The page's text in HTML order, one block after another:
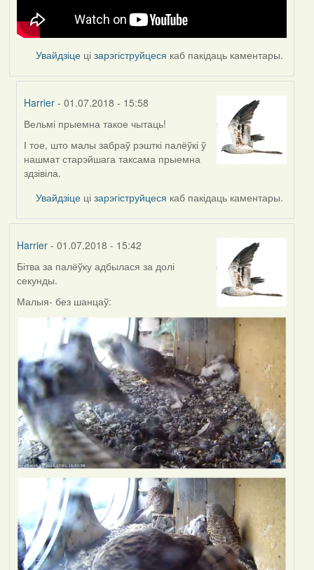
Увайдзіце цізарэгіструйцеся каб пакідаць каментары.
Harrier - 01.07.2018 - 15:58
In
reply
to
by
Вельмі прыемна такое чытаць!
І тое, што малы забраў рэшткі палёўкі ў
нашмат старэйшага таксама прыемна
здзівіла.
Увайдзіце цізарэгіструйцеся каб пакідаць каментары.
Harrier- 01.07.2018 - 15:42
Бітва за палёўку адбылася за долі
секунды.
Малыя- без шанцаў: